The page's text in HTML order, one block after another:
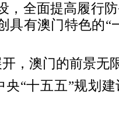
，全面提高履行
具有澳门特色的“
，澳门的前景无
央“十五五”规划